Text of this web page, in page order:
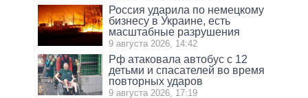
Россия ударила по немецкому
бизнесу в Украине, есть
масштабные разрушения
9 августа 2026, 14:42
Рф атаковала автобус с 12
детьми и спасателей во время
повторных ударов
9 августа 2026, 17:19